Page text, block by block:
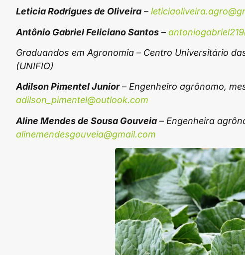
Leticia Rodrigues de Oliveira –
Antônio Gabriel Feliciano Santos –
Graduandos em Agronomia – Centro Universitário
(UNIFIO)
Adilson Pimentel Junior– Engenheiro agrônomo,
adilson_pimentel@outlook.com
Aline Mendes de Sousa Gouveia – Engenheira
alinemendesgouveia@gmail.com